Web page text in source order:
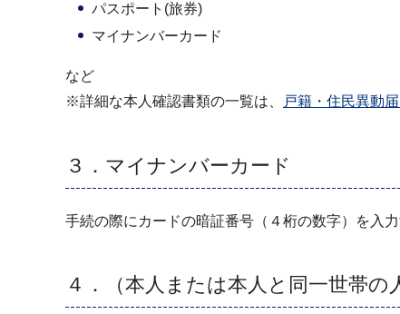
パスポート(旅券)
マイナンバーカード
など
※詳細な本人確認書類の一覧は、
戸籍・住民異動
３．マイナンバーカード
手続の際にカードの暗証番号（４桁の数字）を入
４．（本人または本人と同一世帯